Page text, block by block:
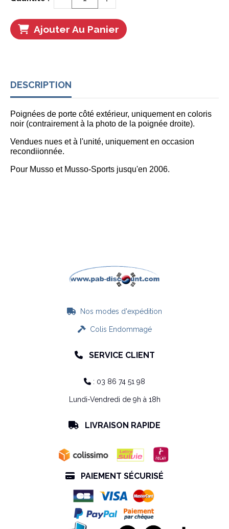
Ajouter Au Panier
DESCRIPTION
Poignées de porte côté extérieur, uniquement en coloris
noir (contrairement à la photo de la poignée droite).
Vendues nues et à l'unité, uniquement en occasion
recondiionnée.
Pour Musso et Musso-Sports jusqu'en 2006.
 Nos modes d'expédition
Colis Endommagé
 SERVICE CLIENT
 : 03 86 74 51 98
Lundi-Vendredi de 9h à 18h
 LIVRAISON RAPIDE
 PAIEMENT SÉCURISÉ